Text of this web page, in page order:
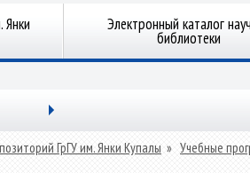
Янки Электронный каталог
библиотеки
ГрГУ им. Янки Купалы » Учебные